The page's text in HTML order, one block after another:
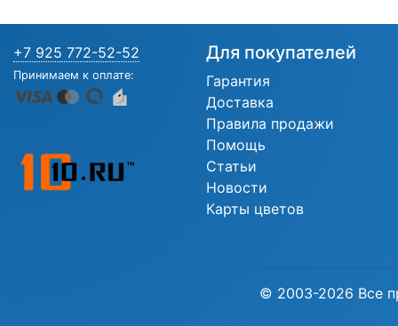
+7 925 772-52-52
Принимаем к оплате:
Для покупателей
Гарантия
Доставка
Правила продажи
Помощь
Статьи
Новости
Карты цветов
© 2003-2026 Все